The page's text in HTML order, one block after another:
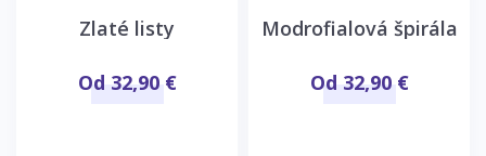
Zlaté listy
Od 32,90 €
Modrofialová špirála
Od 32,90 €